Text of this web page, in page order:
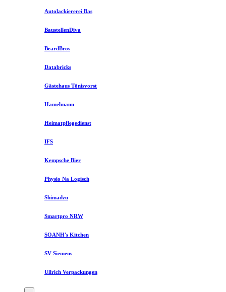
Autolackiererei Bas
BaustellenDiva
BeardBros
Databricks
Gästehaus Tönisvorst
Hamelmann
Heimatpflegedienst
IFS
Kempsche Bier
Physio Na Logisch
Shimadzu
Smartpro NRW
SOANH's Kitchen
SV Siemens
Ullrich Verpackungen